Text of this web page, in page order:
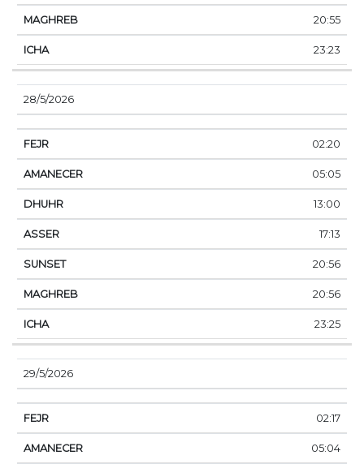
20:55
23:23
28/5/2026
02:20
05:05
13:00
17:13
20:56
20:56
23:25
29/5/2026
02:17
05:04